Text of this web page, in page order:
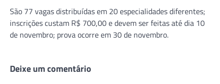
São 77 vagas distribuídas em 20 especialidades diferentes;
inscrições custam R$ 700,00 e devem ser feitas até dia 10
de novembro; prova ocorre em 30 de novembro.
Deixe um comentário